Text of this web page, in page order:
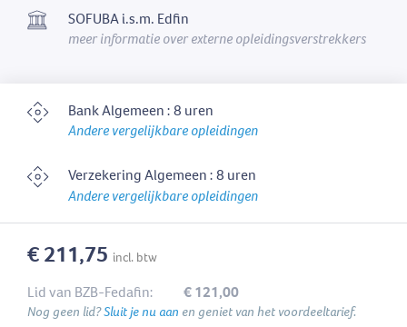
SOFUBA i.s.m. Edfin
meer informatie over externe opleidingsverstrekkers
Bank Algemeen : 8 uren
Andere vergelijkbare opleidingen
Verzekering Algemeen : 8 uren
Andere vergelijkbare opleidingen
€ 211,75 incl. btw
Lid van BZB-Fedafin: € 121,00
Nog geen lid?Sluit je nu aan en geniet van het voordeeltarief.